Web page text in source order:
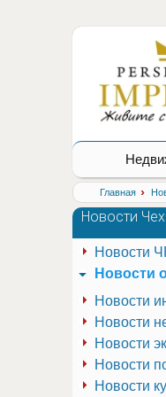
Главная ›
Новости
Новости
Новости
Новости